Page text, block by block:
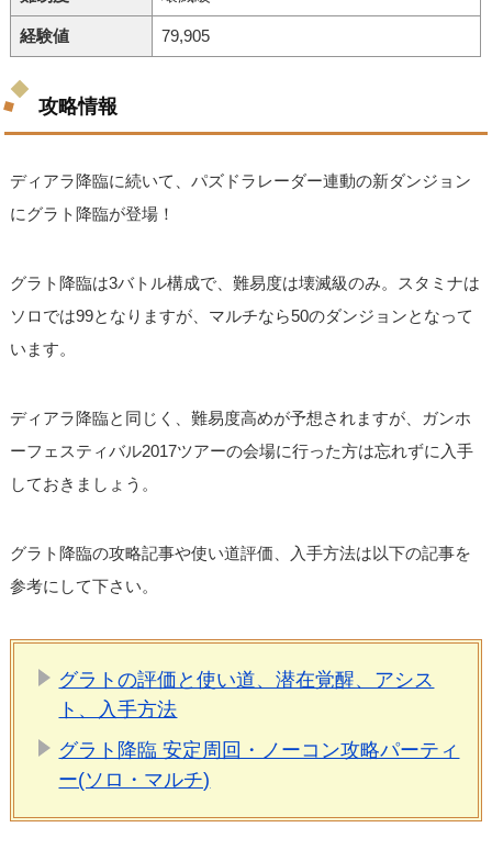
経験値 79,905
攻略情報
ディアラ降臨に続いて、パズドラレーダー連動の新ダンジョン
にグラト降臨が登場！
グラト降臨は3バトル構成で、難易度は壊滅級のみ。スタミナは
ソロでは99となりますが、マルチなら50のダンジョンとなって
います。
ディアラ降臨と同じく、難易度高めが予想されますが、ガンホ
ーフェスティバル2017ツアーの会場に行った方は忘れずに入手
しておきましょう。
グラト降臨の攻略記事や使い道評価、入手方法は以下の記事を
参考にして下さい。
グラトの評価と使い道、潜在覚醒、アシス
ト、入手方法
グラト降臨 安定周回・ノーコン攻略パーティ
ー(ソロ・マルチ)